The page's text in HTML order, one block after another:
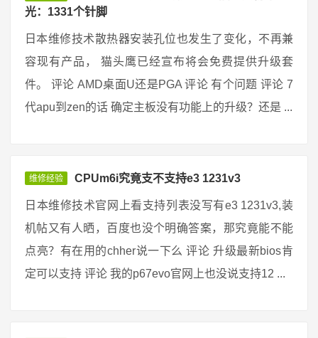
光：1331个针脚
日本维修技术散热器安装孔位也发生了变化，不再兼
容现有产品， 猫头鹰已经宣布将会免费提供升级套
件。 评论 AMD桌面U还是PGA 评论 有个问题 评论 7
代apu到zen的话 确定主板没有功能上的升级？还是 ...
维修经验 CPUm6i究竟支不支持e3 1231v3
日本维修技术官网上看支持列表没写有e3 1231v3,装
机帖又有人晒，百度也没个明确答案，那究竟能不能
点亮？有在用的chher说一下么 评论 升级最新bios肯
定可以支持 评论 我的p67evo官网上也没说支持12 ...